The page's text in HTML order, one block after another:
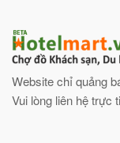
Website chỉ quảng
Vui lòng liên hệ trực